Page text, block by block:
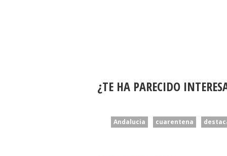
¿TE HA PARECIDO
Andalucia cuarentena